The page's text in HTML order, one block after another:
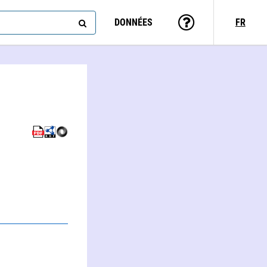
DONNÉES FR